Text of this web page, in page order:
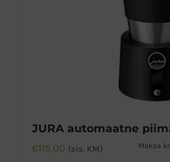
€115,00 (sis. KM) Maksa